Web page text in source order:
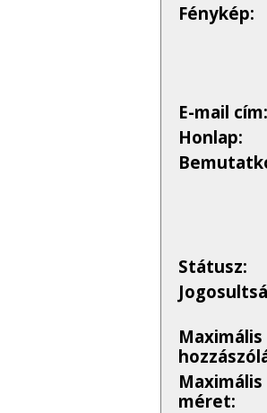
Fénykép:
E-mail cím:
Honlap:
Státusz:
Maximális
Maximális
méret: